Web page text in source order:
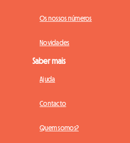
Os nossos números
Novidades
Saber mais
Ajuda
Contacto
Quem somos?